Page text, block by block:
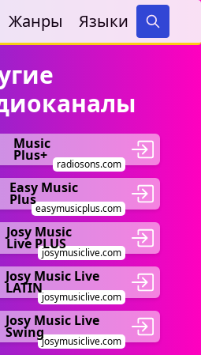
Жанры Языки
Search
Music
Plus+
radiosons.com
Easy Music
Plus
easymusicplus.com
Josy Music
Live PLUS
josymusiclive.com
Josy Music Live
LATIN
josymusiclive.com
Josy Music Live
Swing
josymusiclive.com